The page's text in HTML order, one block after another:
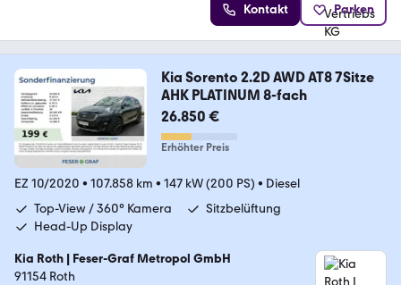
Kontakt Parken
Kia Sorento 2.2D AWD AT8 7Sitze
AHK PLATINUM 8-fach
26.850 €
Erhöhter Preis
EZ 10/2020 • 107.858 km • 147 kW (200 PS) • Diesel
Top-View / 360° Kamera
Sitzbelüftung
Head-Up Display
Kia Roth | Feser-Graf Metropol GmbH
91154 Roth